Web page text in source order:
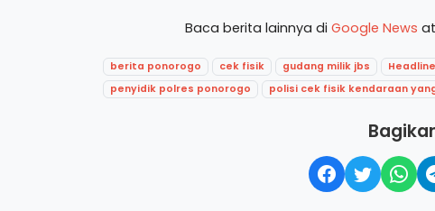
Baca berita lainnya di Google News
berita ponorogo cek fisik gudang milik jbs Headline
penyidik polres ponorogo
polisi cek fisik kendaraan